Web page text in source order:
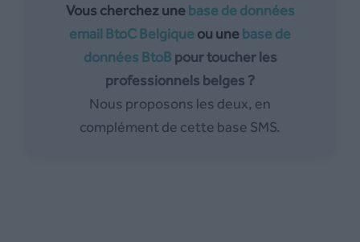
Vous cherchez unebase de données
email BtoC Belgiqueou unebase de
données BtoB pour toucher les
professionnels belges ?
Nous proposons les deux, en
complément de cette base SMS.